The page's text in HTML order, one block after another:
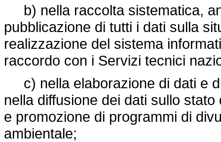
b) nella raccolta sistematica,
pubblicazione di tutti i dati sulla
realizzazione del sistema
raccordo con i Servizi tecnici
c) nella elaborazione di dati e
nella diffusione dei dati sullo
e promozione di programmi di
ambientale;